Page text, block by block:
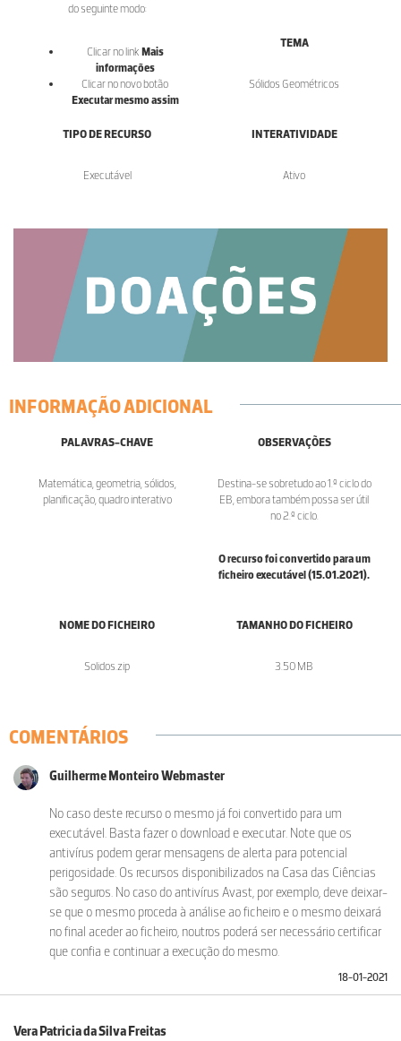
do seguinte modo:
Clicar no link Mais
informações
Clicar no novo botão
Executar mesmo assim
TEMA
Sólidos Geométricos
TIPO DE RECURSO
Executável
INTERATIVIDADE
Ativo
INFORMAÇÃO ADICIONAL
PALAVRAS-CHAVE
Matemática, geometria, sólidos,
planificação, quadro interativo
OBSERVAÇÕES
Destina-se sobretudo ao 1.º ciclo do
EB, embora também possa ser útil
no 2.º ciclo.
O recurso foi convertido para um
ficheiro executável (15.01.2021).
NOME DO FICHEIRO
Solidos.zip
TAMANHO DO FICHEIRO
3.50 MB
COMENTÁRIOS
Guilherme Monteiro Webmaster
No caso deste recurso o mesmo já foi convertido para um
executável. Basta fazer o download e executar. Note que os
antivírus podem gerar mensagens de alerta para potencial
perigosidade. Os recursos disponibilizados na Casa das Ciências
são seguros. No caso do antivírus Avast, por exemplo, deve deixar-
se que o mesmo proceda à análise ao ficheiro e o mesmo deixará
no final aceder ao ficheiro, noutros poderá ser necessário certificar
que confia e continuar a execução do mesmo.
18-01-2021
Vera Patricia da Silva Freitas